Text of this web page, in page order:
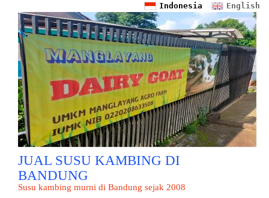
English
Indonesia
JUAL SUSU KAMBING DI
BANDUNG
Susu kambing murni di Bandung sejak 2008